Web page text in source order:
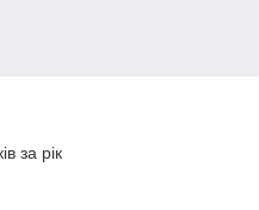
за рік